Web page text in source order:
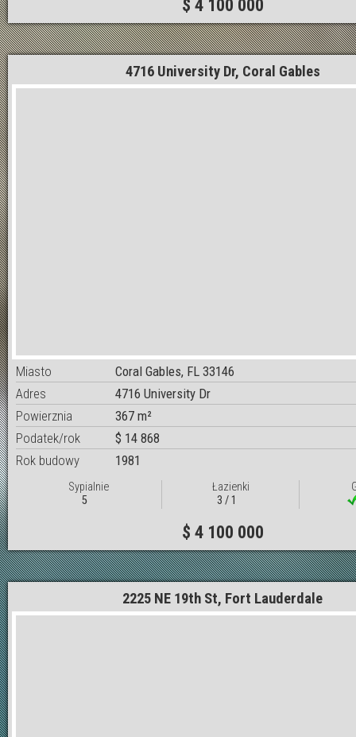
$ 4 100 000
4716 University Dr, Coral Gables
Miasto
Coral Gables, FL 33146
Adres
4716 University Dr
Powierznia
367 m²
Podatek/rok
$ 14 868
Rok budowy
1981
Sypialnie
5
Łazienki
3 / 1
$ 4 100 000
2225 NE 19th St, Fort Lauderdale